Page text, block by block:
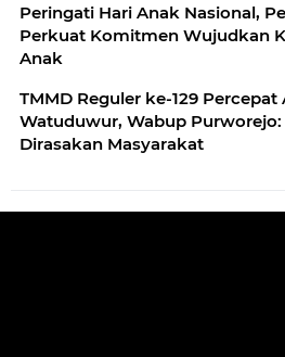
Peringati Hari Anak Nasional,
Perkuat Komitmen Wujudkan
Anak
TMMD Reguler ke-129 Percepat
Watuduwur, Wabup
Dirasakan Masyarakat